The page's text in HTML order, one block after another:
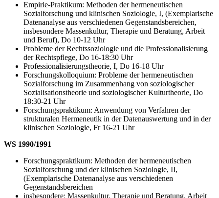
Empirie-Praktikum: Methoden der hermeneutischen
Sozialforschung und klinischen Soziologie, I, (Exemplarische
Datenanalyse aus verschiedenen Gegenstandsbereichen,
insbesondere Massenkultur, Therapie und Beratung, Arbeit
und Beruf), Do 10-12 Uhr
Probleme der Rechtssoziologie und die Professionalisierung
der Rechtspflege, Do 16-18:30 Uhr
Professionalisierungstheorie, I, Do 16-18 Uhr
Forschungskolloquium: Probleme der hermeneutischen
Sozialforschung im Zusammenhang von soziologischer
Sozialisationstheorie und soziologischer Kulturtheorie, Do
18:30-21 Uhr
Forschungspraktikum: Anwendung von Verfahren der
strukturalen Hermeneutik in der Datenauswertung und in der
klinischen Soziologie, Fr 16-21 Uhr
WS 1990/1991
Forschungspraktikum: Methoden der hermeneutischen
Sozialforschung und der klinischen Soziologie, II,
(Exemplarische Datenanalyse aus verschiedenen
Gegenstandsbereichen
insbesondere: Massenkultur, Therapie und Beratung, Arbeit